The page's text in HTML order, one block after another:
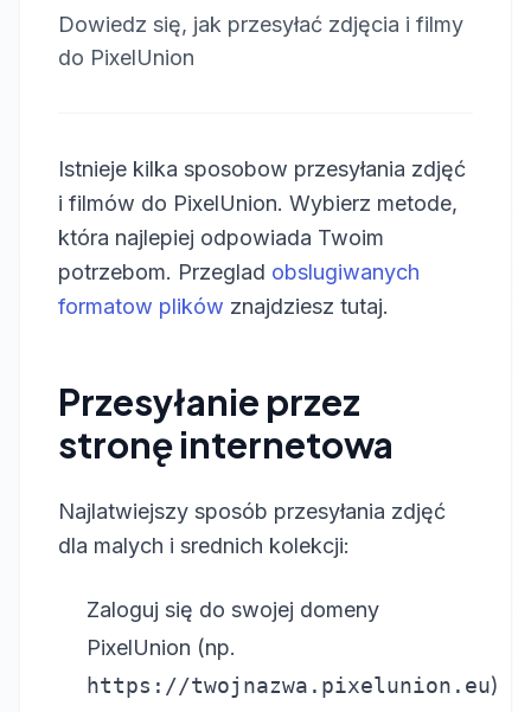
Dowiedz się, jak przesyłać zdjęcia i filmy
do PixelUnion
Istnieje kilka sposobow przesyłania zdjęć
i filmów do PixelUnion. Wybierz metode,
która najlepiej odpowiada Twoim
potrzebom. Przeglad obslugiwanych
formatow plików znajdziesz tutaj.
Przesyłanie przez
stronę internetowa
Najlatwiejszy sposób przesyłania zdjęć
dla malych i srednich kolekcji:
Zaloguj się do swojej domeny
PixelUnion (np.
https://twojnazwa.pixelunion.eu)